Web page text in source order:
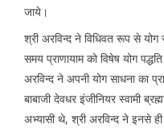
जाये।
श्री अरविन्द ने विधिवत रूप से
समय प्राणायाम को विषेष योग
अरविन्द ने अपनी योग साधना का
बाबाजी देवधर इंजीनियर स्वामी
अभ्यासी थे, श्री अरविन्द ने इनसे ही